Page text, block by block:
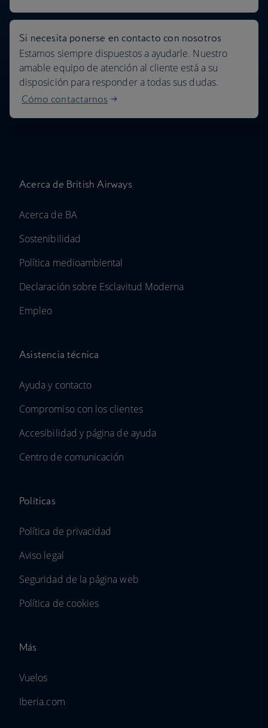
Si necesita ponerse en contacto con nosotros
Estamos siempre dispuestos a ayudarle. Nuestro
amable equipo de atención al cliente está a su
disposición para responder a todas sus dudas.
Cómo contactarnos
Acerca de British Airways
Acerca de BA
Sostenibilidad
Política medioambiental
Declaración sobre Esclavitud Moderna
Empleo
Asistencia técnica
Ayuda y contacto
Compromiso con los clientes
Accesibilidad y página de ayuda
Centro de comunicación
Políticas
Política de privacidad
Aviso legal
Seguridad de la página web
Política de cookies
Más
Vuelos
Iberia.com